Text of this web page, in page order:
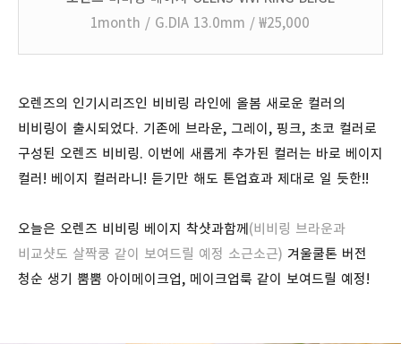
1month / G.DIA 13.0mm / ₩25,000
오렌즈의 인기시리즈인 비비링 라인에 올봄 새로운 컬러의
비비링이 출시되었다. 기존에 브라운, 그레이, 핑크, 초코 컬러로
구성된 오렌즈 비비링. 이번에 새롭게 추가된 컬러는 바로 베이지
컬러! 베이지 컬러라니! 듣기만 해도 톤업효과 제대로 일 듯한!!
오늘은 오렌즈 비비링 베이지 착샷과함께(비비링 브라운과
비교샷도 살짝쿵 같이 보여드릴 예정 소근소근) 겨울쿨톤 버전
청순 생기 뿜뿜 아이메이크업, 메이크업룩 같이 보여드릴 예정!